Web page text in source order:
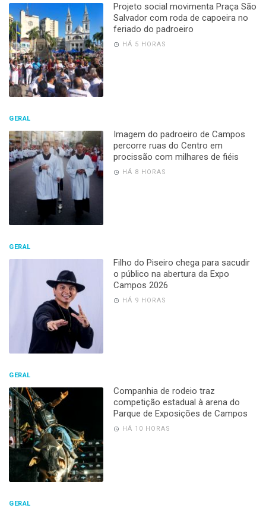
Projeto social movimenta Praça São
Salvador com roda de capoeira no
feriado do padroeiro
HÁ 5 HORAS
GERAL
Imagem do padroeiro de Campos
percorre ruas do Centro em
procissão com milhares de fiéis
HÁ 8 HORAS
GERAL
Filho do Piseiro chega para sacudir
o público na abertura da Expo
Campos 2026
HÁ 9 HORAS
GERAL
Companhia de rodeio traz
competição estadual à arena do
Parque de Exposições de Campos
HÁ 10 HORAS
GERAL